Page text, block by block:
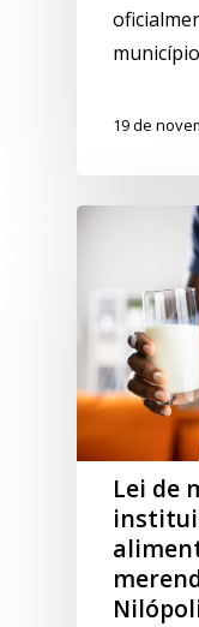
município
19 de
Lei de